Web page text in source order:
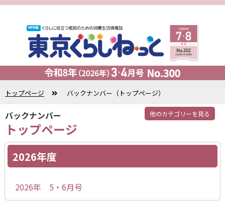
トップページ バックナンバー（トップページ）
バックナンバー
トップページ
他のカテゴリーを見る
2026年度
2026年 5・6月号